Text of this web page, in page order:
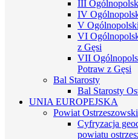
III
IV
V
VI
z Gęsi
VII
Potraw z Gęsi
Bal Starosty
Bal Starosty
UNIA EUROPEJSKA
Powiat Ostrzeszowski
Cyfryzacja
powiatu